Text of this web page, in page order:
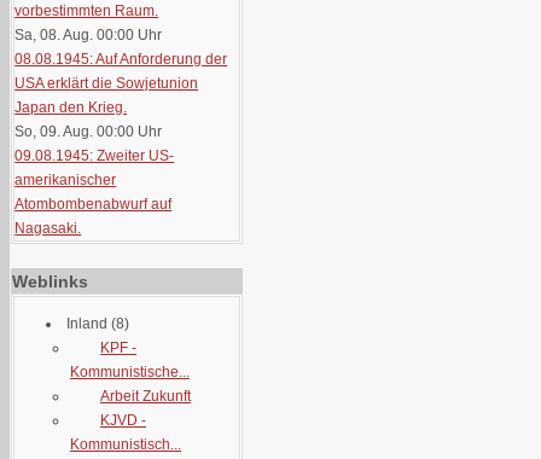
vorbestimmten Raum.
Sa, 08. Aug. 00:00 Uhr
08.08.1945: Auf Anforderung der
USA erklärt die Sowjetunion
Japan den Krieg.
So, 09. Aug. 00:00 Uhr
09.08.1945: Zweiter US-
amerikanischer
Atombombenabwurf auf
Nagasaki.
Weblinks
Inland (8)
KPF -
Kommunistische...
Arbeit Zukunft
KJVD -
Kommunistisch...